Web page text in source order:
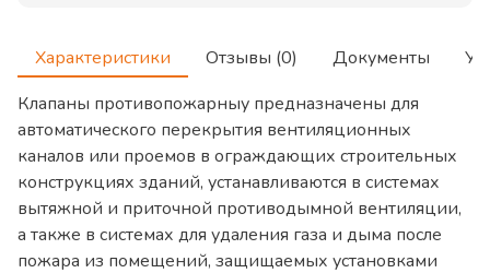
Характеристики Отзывы (0) Документы
Клапаны противопожарныу предназначены для
автоматического перекрытия вентиляционных
каналов или проемов в ограждающих строительных
конструкциях зданий, устанавливаются в системах
вытяжной и приточной противодымной вентиляции,
а также в системах для удаления газа и дыма после
пожара из помещений, защищаемых установками